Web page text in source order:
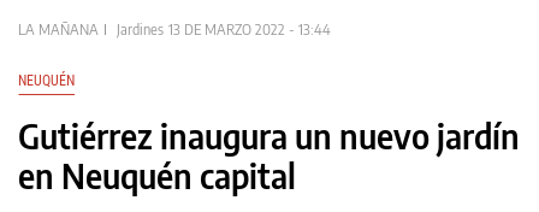
LA MAÑANA Jardines 13 DE MARZO 2022 - 13:44
NEUQUÉN
Gutiérrez inaugura un nuevo jardín
en Neuquén capital